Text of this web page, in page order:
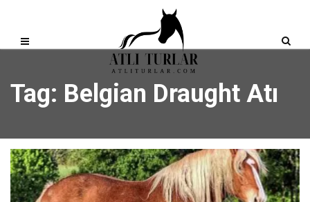
Tag: Belgian Draught Atı